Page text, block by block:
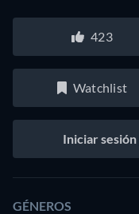
423
Watchlist
Iniciar sesión
GÉNEROS